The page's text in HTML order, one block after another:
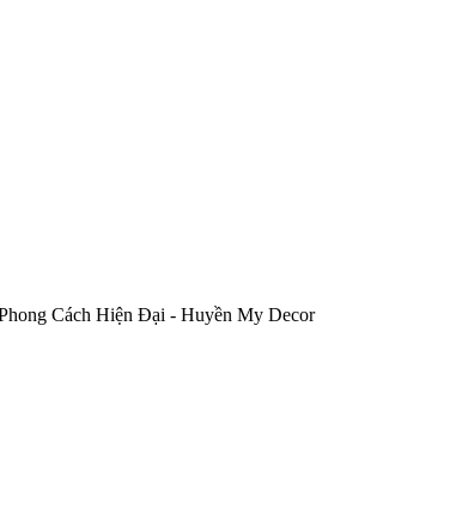
Cách Hiện Đại - Huyền My Decor